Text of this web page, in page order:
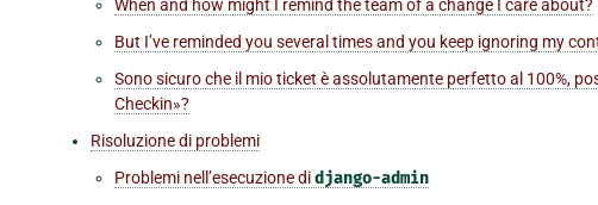
When and how might I remind the team of a change I care about?
But I’ve reminded you several times and you keep ignoring my
Sono sicuro che il mio ticket è assolutamente perfetto al 100%,
Checkin»?
Risoluzione di problemi
Problemi nell’esecuzione didjango-admin